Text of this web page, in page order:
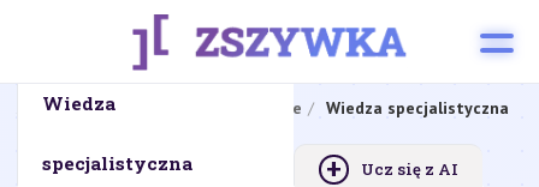
Strona główna Zadanie zawodowe Wiedza specjalistyczna
Wiedza
specjalistyczna + Ucz się z AI